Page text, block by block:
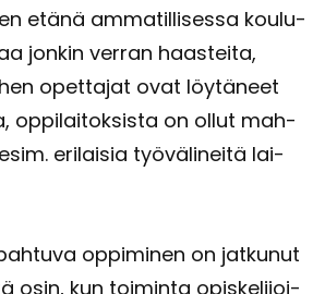
etänä am­ma­til­li­ses­sa kou­lu­
jon­kin ver­ran haas­tei­ta,
opet­ta­jat ovat löy­tä­neet
op­pi­lai­tok­sis­ta on ollut mah­
eri­lai­sia työ­vä­li­nei­tä lai­
op­pi­mi­nen on jat­ku­nut
osin, kun toi­min­ta opis­ke­li­joi­